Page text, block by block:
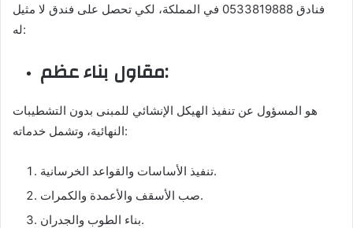
فنادق 0533819888 في المملكة، لكي تحصل على فندق لا مثيل
له:
مقاول بناء عظم:
هو المسؤول عن تنفيذ الهيكل الإنشائي للمبنى بدون التشطيبات
النهائية، وتشمل خدماته:
تنفيذ الأساسات والقواعد الخرسانية.
صب الأسقف والأعمدة والكمرات.
بناء الطوب والجدران.